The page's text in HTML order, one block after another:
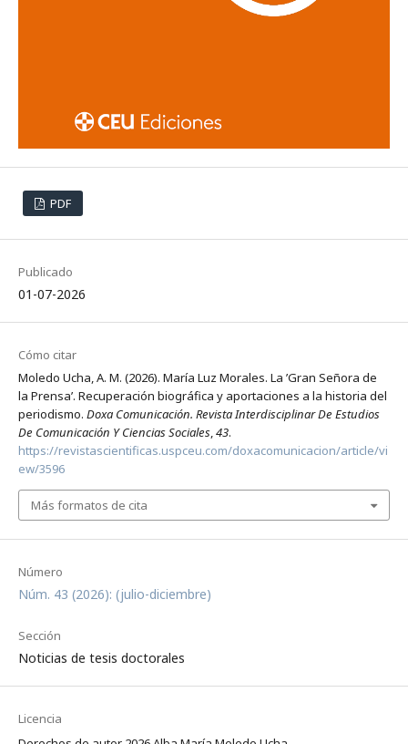
PDF
Publicado
01-07-2026
Número
Núm. 43 (2026): (julio-diciembre)
Sección
Noticias de tesis doctorales
Licencia
Cómo citar
Moledo Ucha, A. M. (2026). María Luz Morales. La ’Gran Señora de
la Prensa’. Recuperación biográfica y aportaciones a la historia del
periodismo. Doxa Comunicación. Revista Interdisciplinar De Estudios
De Comunicación Y Ciencias Sociales,43.
https://revistascientificas.uspceu.com/doxacomunicacion/article/vi
ew/3596
Más formatos de cita